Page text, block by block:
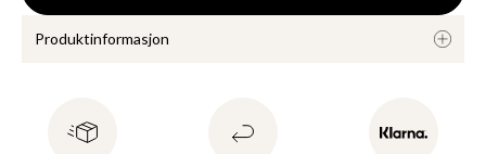
Produktinformasjon
Ensfarget kjøkkenhåndkle med vaffelmønster i bomull og lin.
Tilgjengelig i flere farger.